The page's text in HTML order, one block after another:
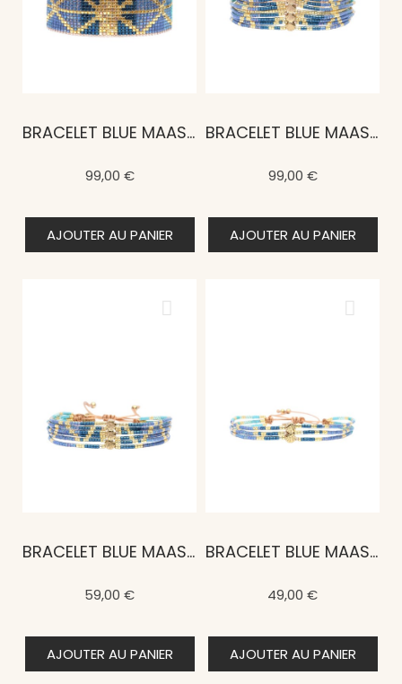
BRACELET BLUE MAASAÏ EFIA
99,00 €
AJOUTER AU PANIER
BRACELET BLUE MAASAÏ ESI
99,00 €
AJOUTER AU PANIER
BRACELET BLUE MAASAÏ JALIA
59,00 €
AJOUTER AU PANIER
BRACELET BLUE MAASAÏ NALA
49,00 €
AJOUTER AU PANIER